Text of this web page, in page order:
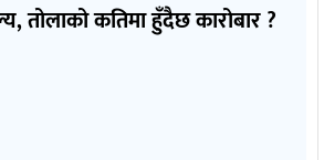
तोलाको कतिमा हुँदैछ कारोबार ?